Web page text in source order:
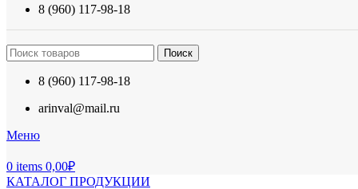
8 (960) 117-98-18
Поиск
8 (960) 117-98-18
arinval@mail.ru
Меню
0 items 0,00₽
КАТАЛОГ ПРОДУКЦИИ